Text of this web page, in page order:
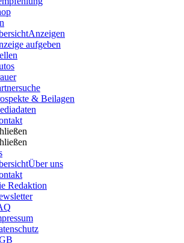
Anzeigen
aufgeben
& Beilagen
Über uns
Redaktion